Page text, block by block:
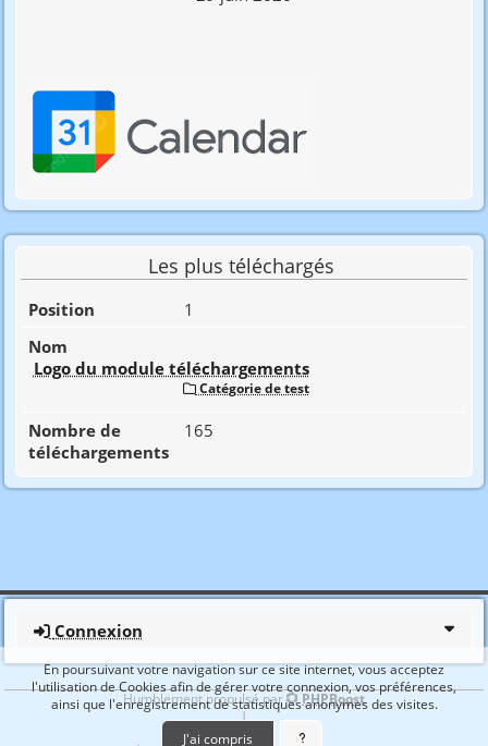
En poursuivant votre navigation sur ce site internet, vous acceptez
l'utilisation de Cookies afin de gérer votre connexion, vos préférences,
ainsi que l'enregistrement de statistiques anonymes des visites.
J'ai compris
Les plus téléchargés
1
Logo du module téléchargements
Catégorie de test
165
Connexion
Humblement propulsé par PHPBoost
|